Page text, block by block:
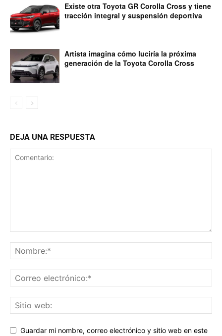
Existe otra Toyota GR Corolla Cross y tiene
tracción integral y suspensión deportiva
Artista imagina cómo luciría la próxima
generación de la Toyota Corolla Cross
DEJA UNA RESPUESTA
Guardar mi nombre, correo electrónico y sitio web en este